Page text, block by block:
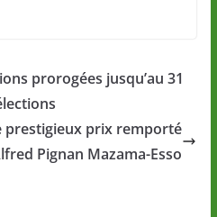
prorogées jusqu’au 31
prestigieux prix remporté
Pignan Mazama-Esso